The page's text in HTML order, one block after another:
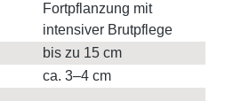
Fortpflanzung mit
intensiver Brutpflege
bis zu 15 cm
ca. 3–4 cm